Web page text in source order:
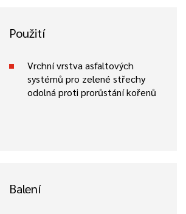
Použití
Vrchní vrstva asfaltových
systémů pro zelené střechy
odolná proti prorůstání kořenů
Balení